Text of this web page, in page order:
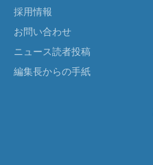
採用情報
お問い合わせ
ニュース読者投稿
編集長からの手紙